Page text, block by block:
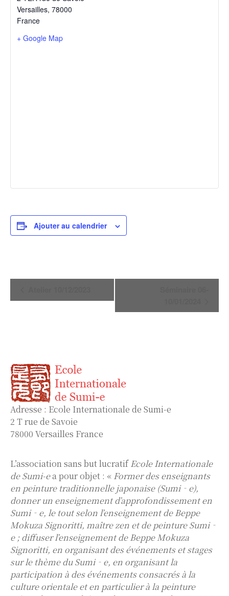
Versailles, 78000
France
+ Google Map
Ajouter au calendrier
Évènement
Adresse : Ecole Internationale de Sumi-e
2 T rue de Savoie
78000 Versailles France
L’association sans but lucratifEcole Internationale
de Sumi-ea pour objet : « Former des enseignants
en peinture traditionnelle japonaise (Sumi‐e),
donner un enseignement d’approfondissement en
Sumi‐e, le tout selon l’enseignement de Beppe
Mokuza Signoritti, maître zen et de peinture Sumi‐
e ; diffuser l’enseignement de Beppe Mokuza
Signoritti, en organisant des événements et stages
sur le thème du Sumi‐e, en organisant la
participation à des événements consacrés à la
culture orientale et en particulier à la peinture